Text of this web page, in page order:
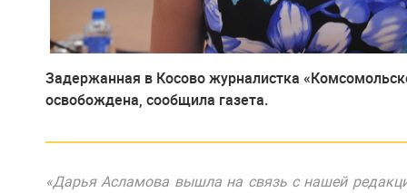
Задержанная в Косово журналистка
освобождена, сообщила газета.
«Дарья Асламова вышла на связь с нашей